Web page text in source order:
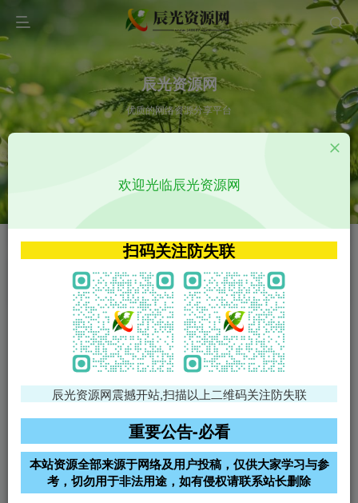
辰光资源网
优质的网络资源分享平台
VIP特权介绍 APP源码
VIP特权介绍
火
VIP特权介绍
影视源码
影视源码
免费领支付宝红包
腾讯轻量4核4G3M服务器38元/
阿里云2核2G200M服务器68元/
年
雨云高防免备案服务器
欢迎光临辰光资源网
扫码关注防失联
辰光资源网震撼开站,扫描以上二维码关注防失联
重要公告-必看
本站资源全部来源于网络及用户投稿，仅供大家学习与参
考，切勿用于非法用途，如有侵权请联系站长删除